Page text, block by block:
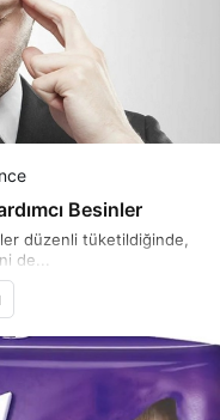
Besinler
düzenli tüketildiğinde,
de...